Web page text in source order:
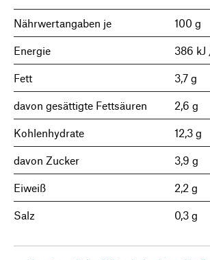
Nährwertangaben je 100 g
Energie 386
Fett 3,7 g
davon gesättigte Fettsäuren 2,6 g
Kohlenhydrate 12,3 g
davon Zucker 3,9 g
Eiweiß 2,2 g
Salz 0,3 g